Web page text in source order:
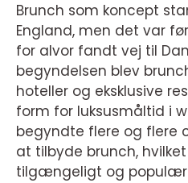
Brunch som koncept
England, men det var
for alvor fandt vej til
begyndelsen blev
hoteller og eksklusive
form for luksusmåltid i
begyndte flere og flere
at tilbyde brunch,
tilgængeligt og